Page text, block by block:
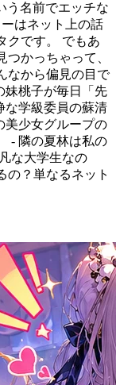
う名前でエッチな
はネット上の話
クです。 でもあ
かっちゃって、
なから偏見の目で
妹桃子が毎日「先
な学級委員の蘇清
美少女グループの
- 隣の夏林は私の
な大学生なの
の？単なるネット